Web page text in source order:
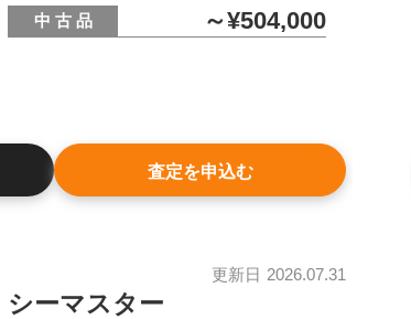
中 古 品 ～¥504,000
査定を申込む
更新日 2026.07.31
シーマスター